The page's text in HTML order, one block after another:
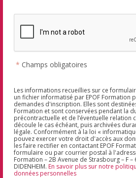
* Champs obligatoires
Les informations recueillies sur ce
un fichier informatisé par EPOF Formation
demandes d'inscription. Elles sont
Formation et sont conservées pendant la
précontractuelle et de l’éventuelle relation
découle le cas échéant, puis archivées
légale. Conformément à la loi «
pouvez exercer votre droit d'accès aux
les faire rectifier en contactant EPOF
formulaire ou par courrier postal à
Formation – 2B Avenue de Strasbourg – F –
DIDENHEIM. En savoir plus sur notre
données personnelles